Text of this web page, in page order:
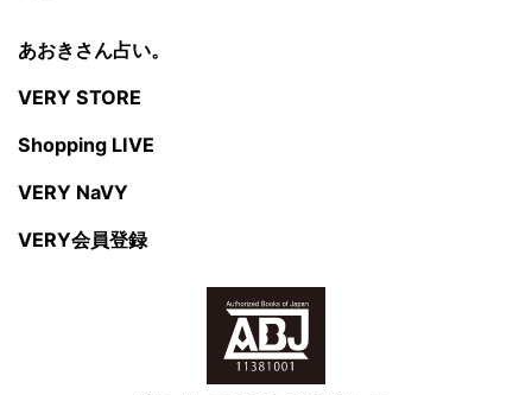
あおきさん占い。
VERY STORE
Shopping LIVE
VERY NaVY
VERY会員登録